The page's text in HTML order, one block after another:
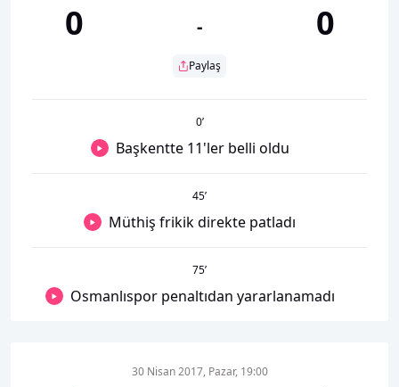
0 -
Paylaş
0
0’
Başkentte 11'ler belli oldu
45’
Müthiş frikik direkte patladı
75’
Osmanlıspor penaltıdan yararlanamadı
30 Nisan 2017, Pazar, 19:00